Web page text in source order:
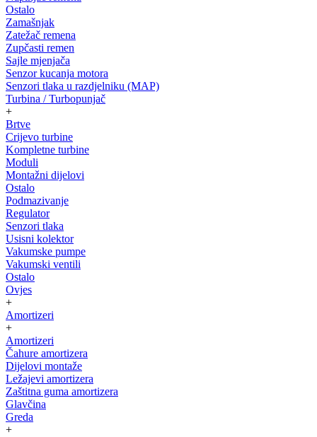
Ostalo
Zamašnjak
Zatežač remena
Zupčasti remen
Sajle mjenjača
Senzor kucanja motora
Senzori tlaka u razdjelniku (MAP)
Turbina / Turbopunjač
+
Brtve
Crijevo turbine
Kompletne turbine
Moduli
Montažni dijelovi
Ostalo
Podmazivanje
Regulator
Senzori tlaka
Usisni kolektor
Vakumske pumpe
Vakumski ventili
Ostalo
Ovjes
+
Amortizeri
+
Amortizeri
Čahure amortizera
Dijelovi montaže
Ležajevi amortizera
Zaštitna guma amortizera
Glavčina
Greda
+